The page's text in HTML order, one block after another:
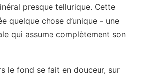
presque tellurique. Cette
quelque chose d’unique – une
qui assume complètement son
le fond se fait en douceur, sur